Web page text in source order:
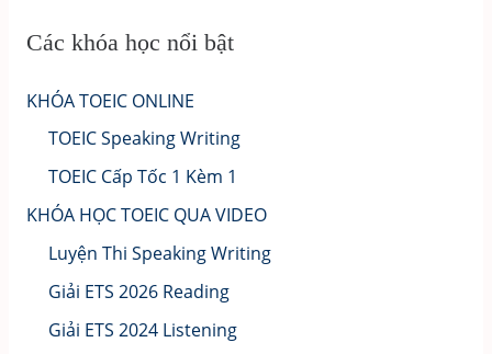
Các khóa học nổi bật
KHÓA TOEIC ONLINE
TOEIC Speaking Writing
TOEIC Cấp Tốc 1 Kèm 1
KHÓA HỌC TOEIC QUA VIDEO
Luyện Thi Speaking Writing
Giải ETS 2026 Reading
Giải ETS 2024 Listening